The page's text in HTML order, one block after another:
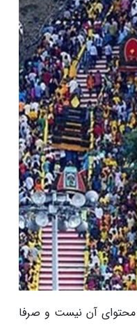
محتوای آن نیست و صرفا